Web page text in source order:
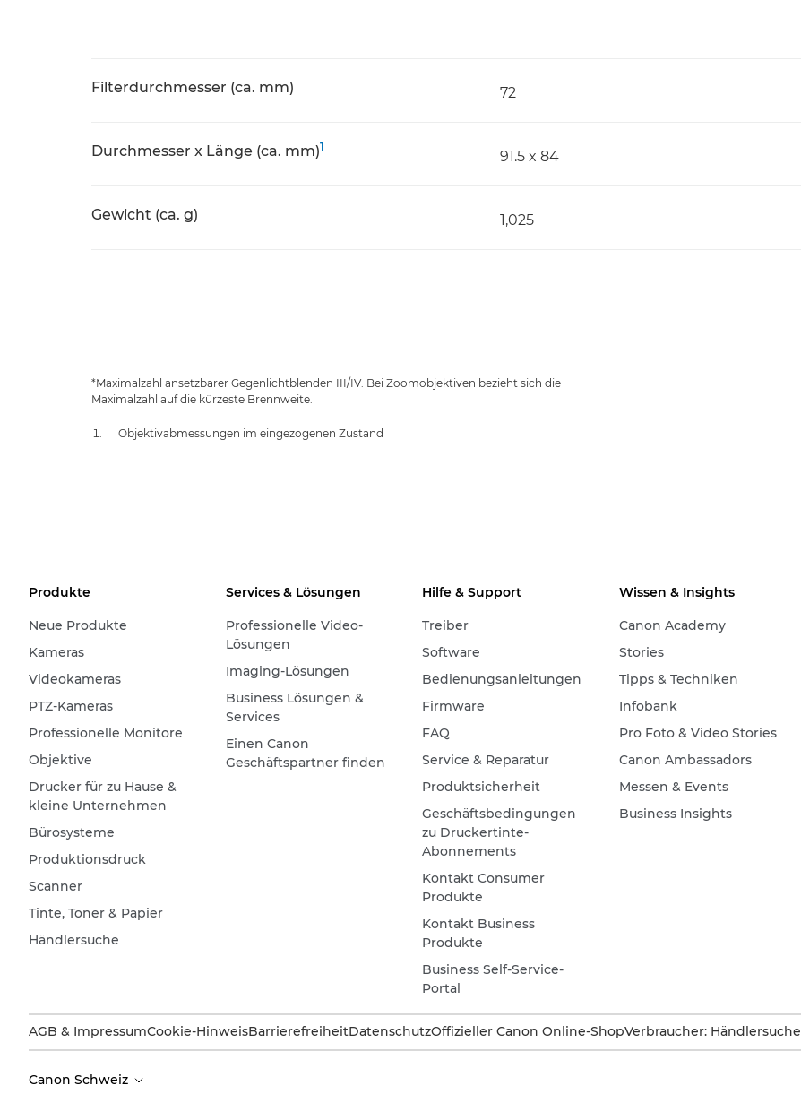
Filterdurchmesser (ca. mm) 72
Durchmesser x Länge (ca. mm)1
91.5 x 84
Gewicht (ca. g) 1,025
*Maximalzahl ansetzbarer Gegenlichtblenden III/IV. Bei Zoomobjektiven bezieht sich die
Maximalzahl auf die kürzeste Brennweite.
Objektivabmessungen im eingezogenen Zustand
Produkte
Neue Produkte
Kameras
Videokameras
PTZ-Kameras
Professionelle Monitore
Objektive
Drucker für zu Hause &
kleine Unternehmen
Bürosysteme
Produktionsdruck
Scanner
Tinte, Toner & Papier
Händlersuche
Services & Lösungen
Professionelle Video-
Lösungen
Imaging-Lösungen
Business Lösungen &
Services
Einen Canon
Geschäftspartner finden
Hilfe & Support
Treiber
Software
Bedienungsanleitungen
Firmware
FAQ
Service & Reparatur
Produktsicherheit
Geschäftsbedingungen
zu Druckertinte-
Abonnements
Kontakt Consumer
Produkte
Kontakt Business
Produkte
Business Self-Service-
Portal
Wissen & Insights
Canon Academy
Stories
Tipps & Techniken
Infobank
Pro Foto & Video Stories
Canon Ambassadors
Messen & Events
Business Insights
AGB & ImpressumCookie-HinweisBarrierefreiheitDatenschutzOffizieller Canon Online-ShopVerbraucher: Händlersuche
Canon Schweiz